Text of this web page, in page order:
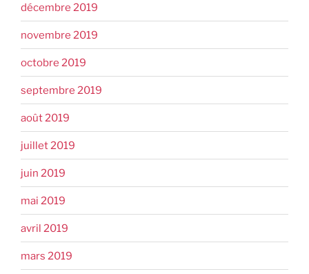
décembre 2019
novembre 2019
octobre 2019
septembre 2019
août 2019
juillet 2019
juin 2019
mai 2019
avril 2019
mars 2019